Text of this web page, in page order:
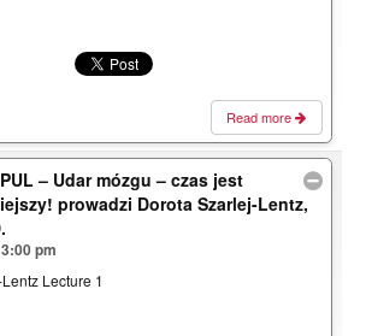
Read more
– Udar mózgu – czas jest
prowadzi Dorota Szarlej-Lentz,
pm